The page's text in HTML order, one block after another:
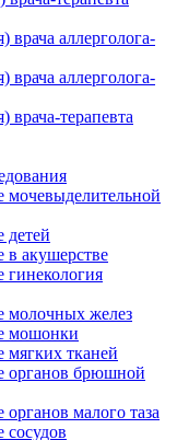
врача аллерголога-
врача аллерголога-
врача-терапевта
мочевыделительной
детей
в акушерстве
гинекология
молочных желез
мошонки
мягких тканей
органов брюшной
органов малого таза
сосудов